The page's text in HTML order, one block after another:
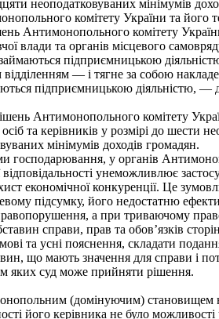
неоподатковуваних мінімумів
комітету України та його
Антимонопольного комітету
влади та органів місцевого
підприємницькою
— і тягне за собою
підприємницькою діяльністю, —
Антимонопольного комітету
та керівників у розмірі до шести
мінімумів доходів громадян.
господарювання, у органів
унеможливлює
економічної конкуренції. Це
підсумку, його недостатню
а при триваючому
справи, прав та обов’язків
та усні пояснення, складати
що мають значення для справи і
яких суд може прийняти рішення.
(домінуючим) становищем
його керівника не було можливості